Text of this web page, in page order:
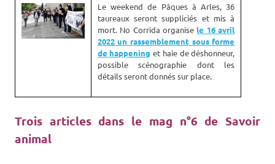
Le weekend de Pâques à Arles, 36
taureaux seront suppliciés et mis à
mort. No Corrida organise le 16 avril
2022 un rassemblement sous forme
de happening et haie de déshonneur,
possible scénographie dont les
détails seront donnés sur place.
Trois articles dans le mag n°6 de Savoir
animal